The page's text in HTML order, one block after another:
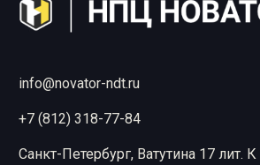
info@novator-ndt.ru
+7 (812) 318-77-84
Санкт-Петербург, Ватутина 17 лит. К